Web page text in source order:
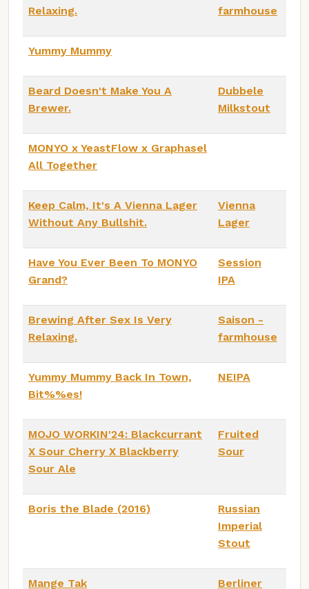
Relaxing.
farmhouse
Yummy Mummy
Beard Doesn't Make You A
Brewer.
Dubbele
Milkstout
MONYO x YeastFlow x Graphasel
All Together
Keep Calm, It's A Vienna Lager
Without Any Bullshit.
Vienna
Lager
Have You Ever Been To MONYO
Grand?
Session
IPA
Brewing After Sex Is Very
Relaxing.
Saison -
farmhouse
Yummy Mummy Back In Town,
Bit%%es!
NEIPA
MOJO WORKIN'24: Blackcurrant
X Sour Cherry X Blackberry
Sour Ale
Fruited
Sour
Boris the Blade (2016)
Russian
Imperial
Stout
Mange Tak Berliner